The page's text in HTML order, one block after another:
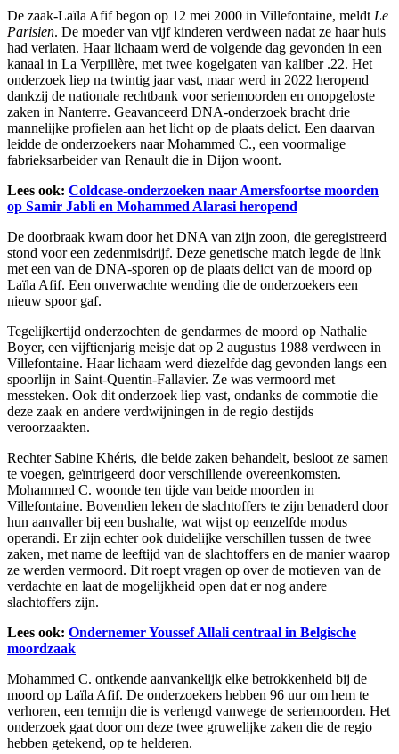
De zaak-Laïla Afif begon op 12 mei 2000 in Villefontaine, meldt Le
Parisien. De moeder van vijf kinderen verdween nadat ze haar huis
had verlaten. Haar lichaam werd de volgende dag gevonden in een
kanaal in La Verpillère, met twee kogelgaten van kaliber .22. Het
onderzoek liep na twintig jaar vast, maar werd in 2022 heropend
dankzij de nationale rechtbank voor seriemoorden en onopgeloste
zaken in Nanterre. Geavanceerd DNA-onderzoek bracht drie
mannelijke profielen aan het licht op de plaats delict. Een daarvan
leidde de onderzoekers naar Mohammed C., een voormalige
fabrieksarbeider van Renault die in Dijon woont.
Lees ook: Coldcase-onderzoeken naar Amersfoortse moorden
op Samir Jabli en Mohammed Alarasi heropend
De doorbraak kwam door het DNA van zijn zoon, die geregistreerd
stond voor een zedenmisdrijf. Deze genetische match legde de link
met een van de DNA-sporen op de plaats delict van de moord op
Laïla Afif. Een onverwachte wending die de onderzoekers een
nieuw spoor gaf.
Tegelijkertijd onderzochten de gendarmes de moord op Nathalie
Boyer, een vijftienjarig meisje dat op 2 augustus 1988 verdween in
Villefontaine. Haar lichaam werd diezelfde dag gevonden langs een
spoorlijn in Saint-Quentin-Fallavier. Ze was vermoord met
messteken. Ook dit onderzoek liep vast, ondanks de commotie die
deze zaak en andere verdwijningen in de regio destijds
veroorzaakten.
Rechter Sabine Khéris, die beide zaken behandelt, besloot ze samen
te voegen, geïntrigeerd door verschillende overeenkomsten.
Mohammed C. woonde ten tijde van beide moorden in
Villefontaine. Bovendien leken de slachtoffers te zijn benaderd door
hun aanvaller bij een bushalte, wat wijst op eenzelfde modus
operandi. Er zijn echter ook duidelijke verschillen tussen de twee
zaken, met name de leeftijd van de slachtoffers en de manier waarop
ze werden vermoord. Dit roept vragen op over de motieven van de
verdachte en laat de mogelijkheid open dat er nog andere
slachtoffers zijn.
Lees ook: Ondernemer Youssef Allali centraal in Belgische
moordzaak
Mohammed C. ontkende aanvankelijk elke betrokkenheid bij de
moord op Laïla Afif. De onderzoekers hebben 96 uur om hem te
verhoren, een termijn die is verlengd vanwege de seriemoorden. Het
onderzoek gaat door om deze twee gruwelijke zaken die de regio
hebben getekend, op te helderen.